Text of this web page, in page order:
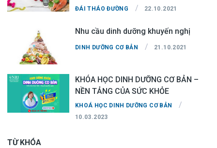
ĐÁI THÁO ĐƯỜNG / 22.10.2021
Nhu cầu dinh dưỡng khuyến nghị
DINH DƯỠNG CƠ BẢN / 21.10.2021
KHÓA HỌC DINH DƯỠNG CƠ BẢN –
NỀN TẢNG CỦA SỨC KHỎE
KHOÁ HỌC DINH DƯỠNG CƠ BẢN /
10.03.2023
TỪ KHÓA